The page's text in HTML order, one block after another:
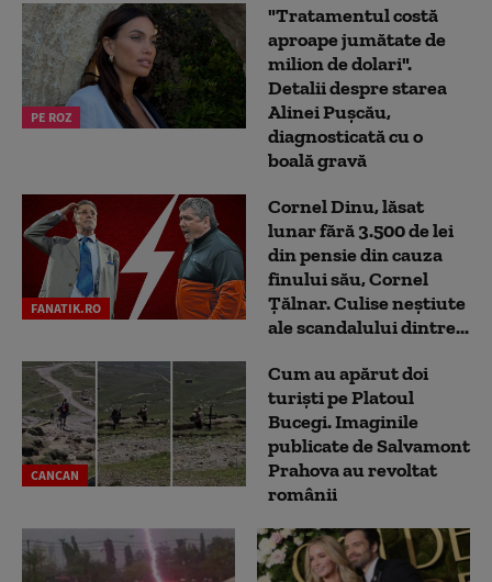
PE ROZ
"Tratamentul costă
aproape jumătate de
milion de dolari".
Detalii despre starea
Alinei Pușcău,
diagnosticată cu o
boală gravă
FANATIK.RO
Cornel Dinu, lăsat
lunar fără 3.500 de lei
din pensie din cauza
finului său, Cornel
Țălnar. Culise neștiute
ale scandalului dintre...
CANCAN
Cum au apărut doi
turiști pe Platoul
Bucegi. Imaginile
publicate de Salvamont
Prahova au revoltat
românii